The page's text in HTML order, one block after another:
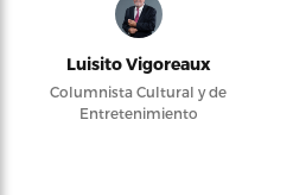
Luisito Vigoreaux
Columnista Cultural y de
Entretenimiento